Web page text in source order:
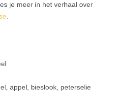
je meer in het verhaal over
appel, bieslook, peterselie